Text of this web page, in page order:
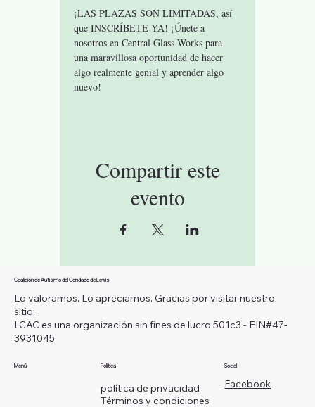
¡LAS PLAZAS SON LIMITADAS, así
que INSCRÍBETE YA! ¡Únete a
nosotros en Central Glass Works para
una maravillosa oportunidad de hacer
algo realmente genial y aprender algo
nuevo!
Compartir este
evento
Coalición de Autismo del Condado de Lewis
Lo valoramos. Lo apreciamos. Gracias por visitar nuestro
sitio.
LCAC es una organización sin fines de lucro 501c3 - EIN#47-
3931045
Menú Política
política de privacidad
Términos y condiciones
Social
Facebook